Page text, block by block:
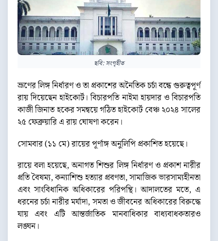
ছবি: সংগৃহীত
ভ্রূণের লিঙ্গ নির্ধারণ ও তা প্রকাশের অনৈতিক চর্চা বন্ধে গুরুত্বপূর্ণ
রায় দিয়েছেন হাইকোর্ট। বিচারপতি নাইমা হায়দার ও বিচারপতি
কাজী জিনাত হকের সমন্বয়ে গঠিত হাইকোর্ট বেঞ্চ ২০২৪ সালের
২৫ ফেব্রুয়ারি এ রায় ঘোষণা করেন।
সোমবার (১১ মে) রায়ের পূর্ণাঙ্গ অনুলিপি প্রকাশিত হয়েছে।
রায়ে বলা হয়েছে, অনাগত শিশুর লিঙ্গ নির্ধারণ ও প্রকাশ নারীর
প্রতি বৈষম্য, কন্যাশিশু হত্যার প্রবণতা, সামাজিক ভারসাম্যহীনতা
এবং সাংবিধানিক অধিকারের পরিপন্থি। আদালতের মতে, এ
ধরনের চর্চা নারীর মর্যাদা, সমতা ও জীবনের অধিকারের বিরুদ্ধে
যায় এবং এটি আন্তর্জাতিক মানবাধিকার বাধ্যবাধকতারও
লঙ্ঘন।